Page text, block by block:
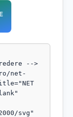
-->
net-
svg"